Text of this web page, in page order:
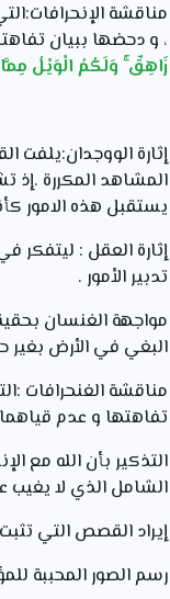
مناقشة
، و دحضها ببيان
زَاهِقٌ ۚ وَلَكُمُ الْوَيْلُ مِمَّا تَصِفُونَ
إثارة الووجدان:يلفت
المشاهد المكررة .إذ
يستقبل هذه الامور
إثارة العقل : ليتفكر
تدبير الأمور .
مواجهة الغنسان
البغي في الأرض بغير
مناقشة الغنحرافات
تفاهتها و عدم
التذكير بأن الله مع
الشامل الذي لا يغيب
إيراد القصص التي
رسم الصور المحببة